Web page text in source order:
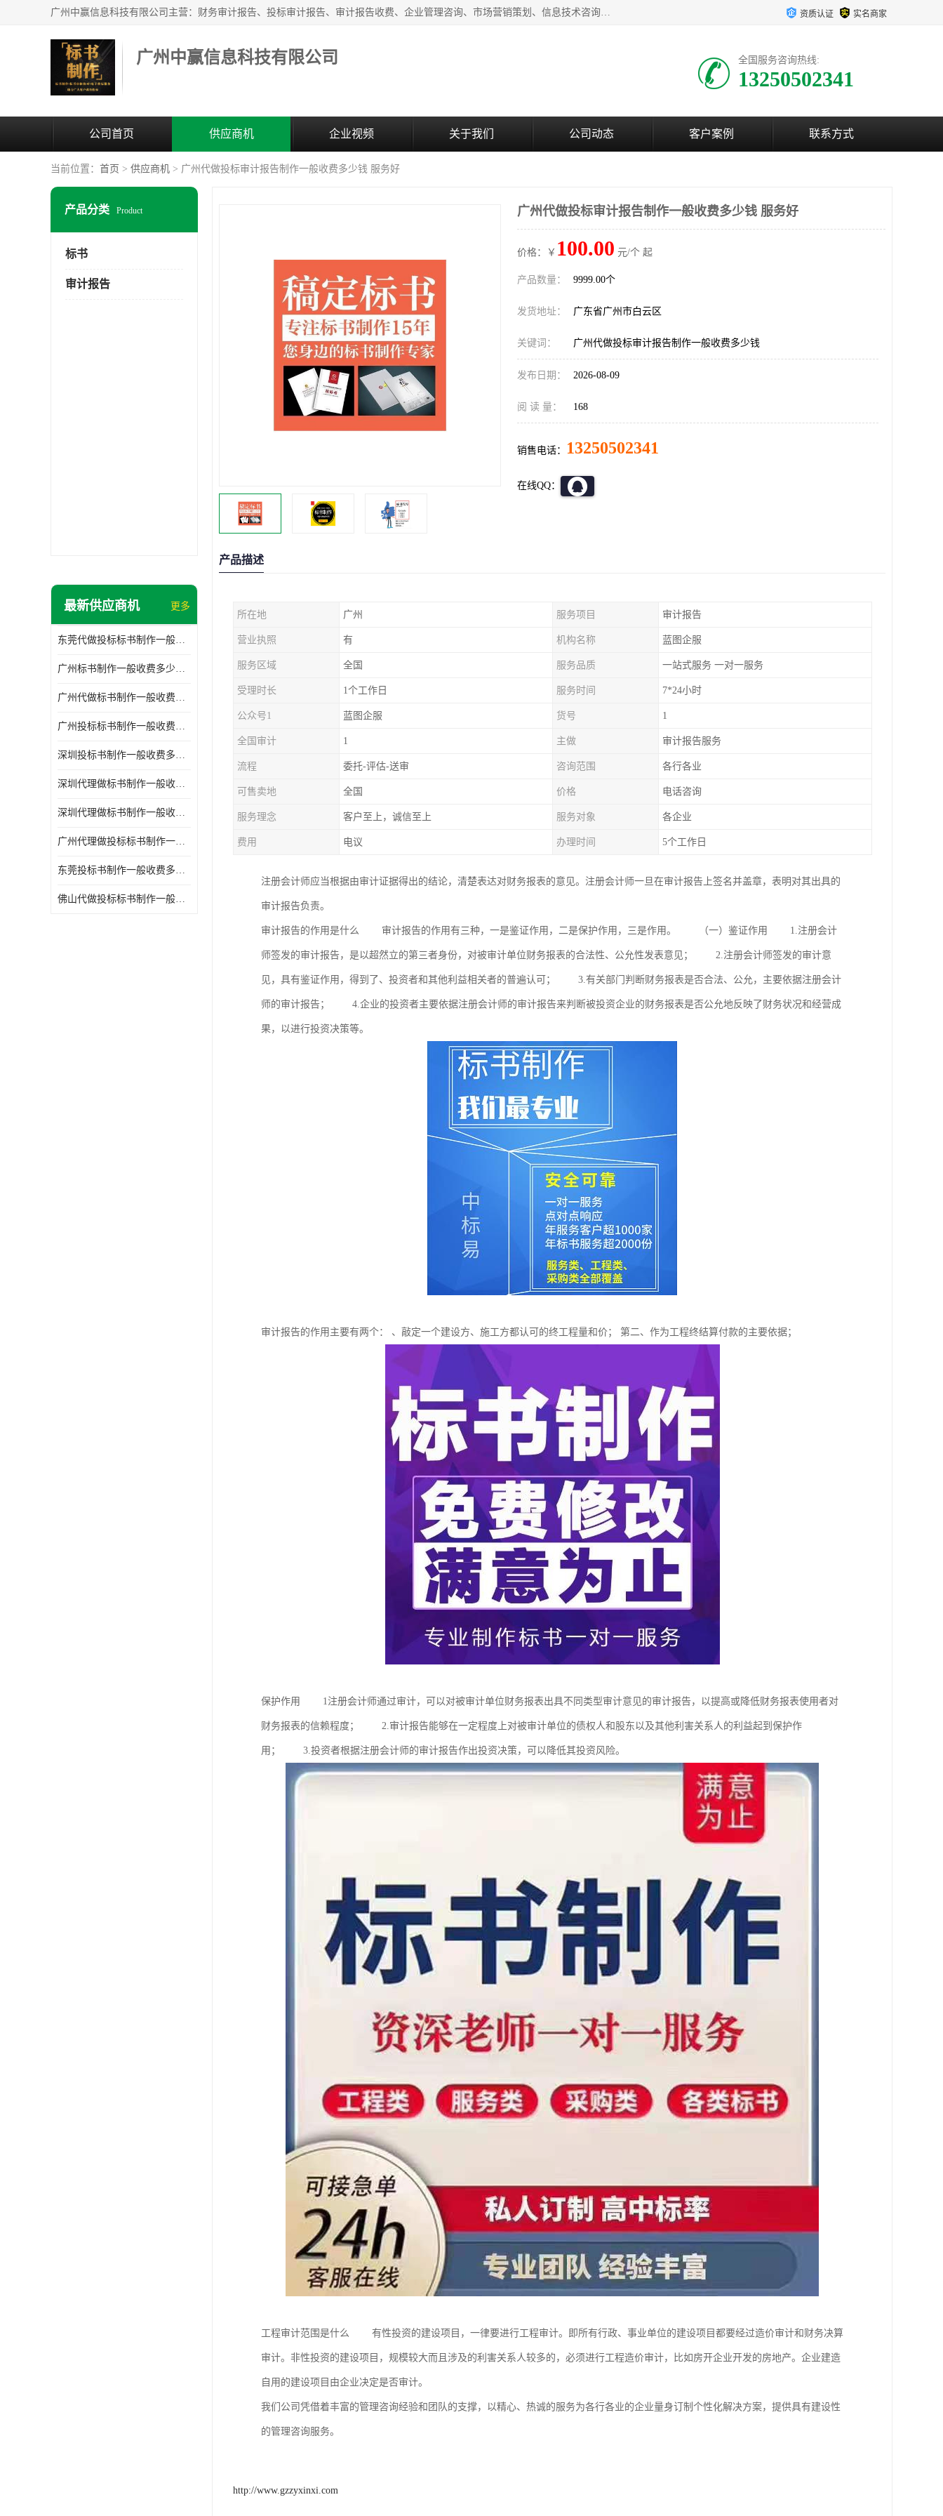
广州中赢信息科技有限公司主营：财务审计报告、投标审计报告、审计报告收费、企业管理咨询、市场营销策划、信息技术咨询服务、广告制作、会议及展览服务、软件开发 资质认证 实名商家
广州中赢信息科技有限公司 全国服务咨询热线:
13250502341
公司首页 供应商机 企业视频 关于我们 公司动态 客户案例 联系方式
当前位置： 首页 > 供应商机 > 广州代做投标审计报告制作一般收费多少钱 服务好
产品分类 Product
标书
审计报告
最新供应商机 更多
东莞代做投标标书制作一般收费多少钱 服务好
广州标书制作一般收费多少钱 周期快
广州代做标书制作一般收费多少钱 经验丰富
广州投标标书制作一般收费多少钱 一对一服务
深圳投标书制作一般收费多少钱 代写各类工程
深圳代理做标书制作一般收费多少钱 满足客户需求
深圳代理做标书制作一般收费多少钱 诚信合作
广州代理做投标标书制作一般收费多少钱 满足客户需求
东莞投标书制作一般收费多少钱 服务好
佛山代做投标标书制作一般收费多少钱 经验丰富
广州代做投标审计报告制作一般收费多少钱 服务好
价格：￥ 100.00 元/个 起
产品数量： 9999.00个
发货地址： 广东省广州市白云区
关键词： 广州代做投标审计报告制作一般收费多少钱
发布日期： 2026-08-09
阅 读 量： 168
销售电话： 13250502341
在线QQ：
产品描述
所在地 广州 服务项目 审计报告
营业执照 有 机构名称 蓝图企服
服务区域 全国 服务品质 一站式服务 一对一服务
受理时长 1个工作日 服务时间 7*24小时
公众号1 蓝图企服 货号 1
全国审计 1 主做 审计报告服务
流程 委托-评估-送审 咨询范围 各行各业
可售卖地 全国 价格 电话咨询
服务理念 客户至上，诚信至上 服务对象 各企业
费用 电议 办理时间 5个工作日
注册会计师应当根据由审计证据得出的结论，清楚表达对财务报表的意见。注册会计师一旦在审计报告上签名并盖章，表明对其出具的
审计报告负责。
审计报告的作用是什么 审计报告的作用有三种，一是鉴证作用，二是保护作用，三是作用。 （一）鉴证作用 1.注册会计
师签发的审计报告，是以超然立的第三者身份，对被审计单位财务报表的合法性、公允性发表意见； 2.注册会计师签发的审计意
见，具有鉴证作用，得到了、投资者和其他利益相关者的普遍认可； 3.有关部门判断财务报表是否合法、公允，主要依据注册会计
师的审计报告； 4.企业的投资者主要依据注册会计师的审计报告来判断被投资企业的财务报表是否公允地反映了财务状况和经营成
果，以进行投资决策等。
审计报告的作用主要有两个： 、敲定一个建设方、施工方都认可的终工程量和价； 第二、作为工程终结算付款的主要依据；
保护作用 1注册会计师通过审计，可以对被审计单位财务报表出具不同类型审计意见的审计报告，以提高或降低财务报表使用者对
财务报表的信赖程度； 2.审计报告能够在一定程度上对被审计单位的债权人和股东以及其他利害关系人的利益起到保护作
用； 3.投资者根据注册会计师的审计报告作出投资决策，可以降低其投资风险。
工程审计范围是什么 有性投资的建设项目，一律要进行工程审计。即所有行政、事业单位的建设项目都要经过造价审计和财务决算
审计。非性投资的建设项目，规模较大而且涉及的利害关系人较多的，必须进行工程造价审计，比如房开企业开发的房地产。企业建造
自用的建设项目由企业决定是否审计。
我们公司凭借着丰富的管理咨询经验和团队的支撑，以精心、热诚的服务为各行各业的企业量身订制个性化解决方案，提供具有建设性
的管理咨询服务。
http://www.gzzyxinxi.com